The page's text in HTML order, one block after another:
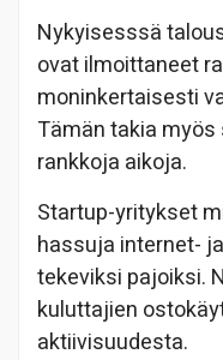
Nykyisesssä
ovat ilmoittaneet
moninkertaisesti
Tämän takia
rankkoja aikoja.
Startup-yritykset
hassuja internet-
tekeviksi pajoiksi.
kuluttajien
aktiivisuudesta.